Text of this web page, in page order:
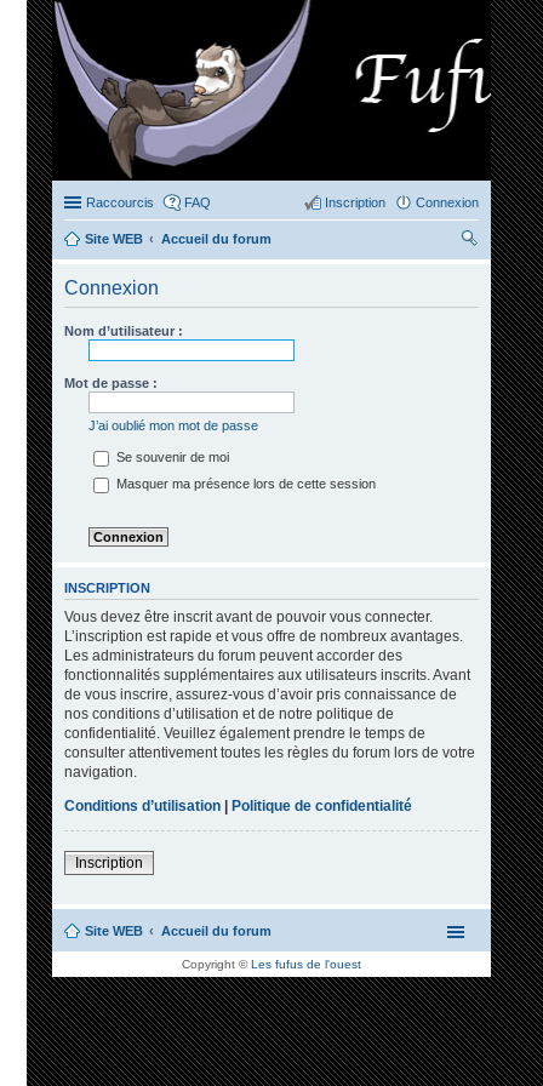
Raccourcis FAQ Connexion
Inscription
Site WEB
Accueil du forum
Connexion
Nom d’utilisateur :
Mot de passe :
J’ai oublié mon mot de passe
Se souvenir de moi
Masquer ma présence lors de cette session
INSCRIPTION
Vous devez être inscrit avant de pouvoir vous connecter.
L’inscription est rapide et vous offre de nombreux avantages.
Les administrateurs du forum peuvent accorder des
fonctionnalités supplémentaires aux utilisateurs inscrits. Avant
de vous inscrire, assurez-vous d’avoir pris connaissance de
nos conditions d’utilisation et de notre politique de
confidentialité. Veuillez également prendre le temps de
consulter attentivement toutes les règles du forum lors de votre
navigation.
Conditions d’utilisation| Politique de confidentialité
Inscription
Site WEB Accueil du forum
Copyright ©Les fufus de l'ouest